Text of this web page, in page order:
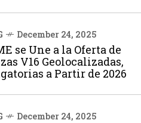
December 24, 2025
se Une a la Oferta de
V16 Geolocalizadas,
a Partir de 2026
December 24, 2025